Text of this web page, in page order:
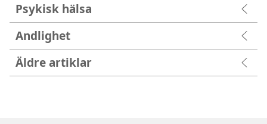
Psykisk hälsa
Andlighet
Äldre artiklar